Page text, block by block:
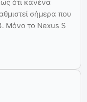
ότι κανένα
σήμερα που
Μόνο το Nexus S